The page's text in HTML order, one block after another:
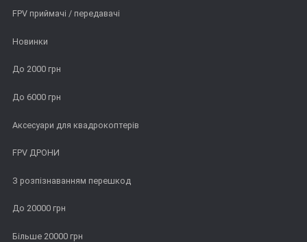
FPV приймачі / передавачі
Новинки
До 2000 грн
До 6000 грн
Аксесуари для квадрокоптерів
FPV ДРОНИ
З розпізнаванням перешкод
До 20000 грн
Більше 20000 грн